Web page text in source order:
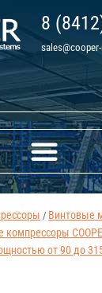
8
/ Винтовые
компрессоры
от 90 до